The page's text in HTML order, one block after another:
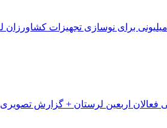
فعالان اربعین لرستان + گزارش تصویری